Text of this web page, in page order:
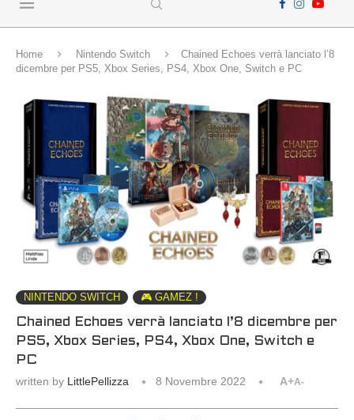
Home Nintendo Switch
Chained Echoes verrà lanciato l’8
dicembre per PS5, Xbox Series, PS4, Xbox One, Switch e PC
NINTENDO SWITCH 🎮 GAMEZ !
Chained Echoes verrà lanciato l’8 dicembre per
PS5, Xbox Series, PS4, Xbox One, Switch e
PC
written by LittlePellizza 8 Novembre 2022 A+A-